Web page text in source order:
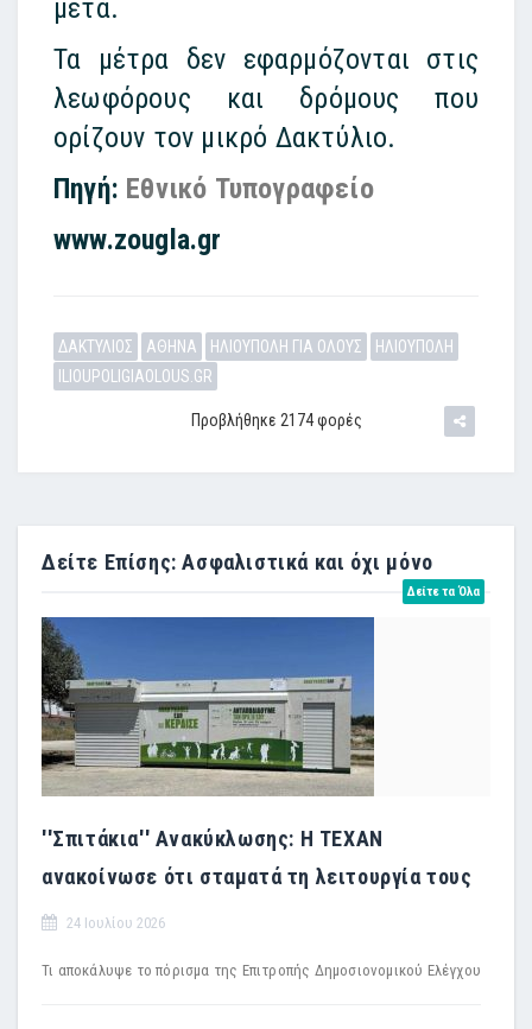
μετά.
Τα μέτρα δεν εφαρμόζονται στις
λεωφόρους και δρόμους που
ορίζουν τον μικρό Δακτύλιο.
Πηγή: Εθνικό Τυπογραφείο
www.zougla.gr
ΔΑΚΤΥΛΙΟΣ ΑΘΗΝΑ ΗΛΙΟΥΠΟΛΗ ΓΙΑ ΟΛΟΥΣ
ΗΛΙΟΥΠΟΛΗ
ILIOUPOLIGIAOLOUS.GR
Προβλήθηκε 2174 φορές
Δείτε Επίσης: Ασφαλιστικά και όχι μόνο
Δείτε τα Όλα
''Σπιτάκια'' Ανακύκλωσης: Η TEXAN
ανακοίνωσε ότι σταματά τη λειτουργία τους
24 Ιουλίου 2026
Τι αποκάλυψε το πόρισμα της Επιτροπής Δημοσιονομικού Ελέγχου